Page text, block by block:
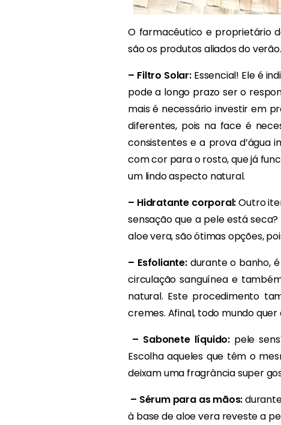
O farmacêutico e proprietário
são os produtos aliados do verão.
– Filtro Solar:Essencial! Ele é
pode a longo prazo ser o
mais é necessário investir em
diferentes, pois na face é
consistentes e a prova d’água
com cor para o rosto, que já
um lindo aspecto natural.
– Hidratante corporal:Outro
sensação que a pele está
aloe vera, são ótimas opções,
– Esfoliante:durante o banho, é
circulação sanguínea e
natural. Este procedimento
cremes. Afinal, todo mundo
– Sabonete líquido: pele
Escolha aqueles que têm o
deixam uma fragrância super
– Sérum para as mãos:
à base de aloe vera reveste a